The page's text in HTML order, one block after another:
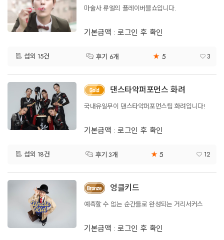
마술사 류엘의 플레이버블쇼입니다.
기본금액 : 로그인 후 확인
섭외 15건 후기 6개 ★ 5 3
댄스타악퍼포먼스 화려
국내유일무이 댄스타악퍼포먼스팀 화려입니다!
기본금액 : 로그인 후 확인
섭외 18건 후기 3개 ★ 5 12
엉클키드
예측할 수 없는 순간들로 완성되는 거리서커스
기본금액 : 로그인 후 확인